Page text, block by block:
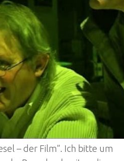
– der Film”. Ich bitte um